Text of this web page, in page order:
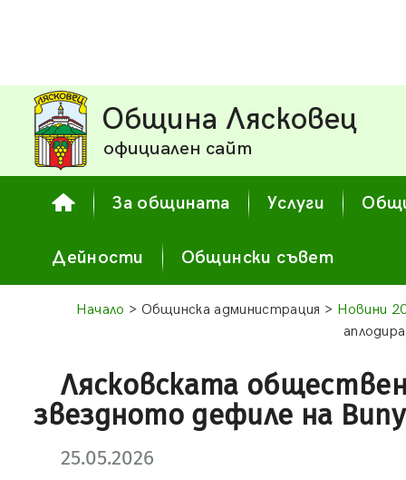
Община Лясковец
официален сайт
За общината Услуги
Дейности Общински съвет
Начало > Общинска администрация > Новини
Лясковската
звездното дефиле на
25.05.2026